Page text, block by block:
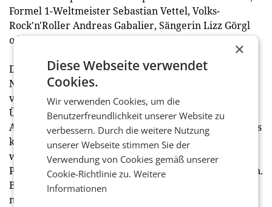
Formel 1-Weltmeister Sebastian Vettel, Volks-
Rock'n'Roller Andreas Gabalier, Sängerin Lizz Görgl
oder Tennisstar Dominic Thiem.
Das Jane Goodall Institute ist eine weltweit tätige
Naturschutzorganisation, die die Vision und Arbeit
von Dr. Jane Goodall vorantreibt. Oberstes Ziel ist das
Überleben der Schimpansen und der Erhalt der
Artenvielfalt durch ganzheitliche Schutzprojekte. Dies
kann heute nur im Kontext sozialer und
wirtschaftlicher Aspekte sowie durch nachhaltige
Programme und Hilfe zur Selbsthilfe erreicht werden.
Basis der Arbeit ist die Förderung des respektvollen,
nachhaltigen Umgangs mit Menschen, Tieren und der
×
Diese Webseite verwendet
Cookies.
Wir verwenden Cookies, um die
Benutzerfreundlichkeit unserer Website zu
verbessern. Durch die weitere Nutzung
unserer Webseite stimmen Sie der
Verwendung von Cookies gemäß unserer
Cookie-Richtlinie zu.Weitere
Informationen